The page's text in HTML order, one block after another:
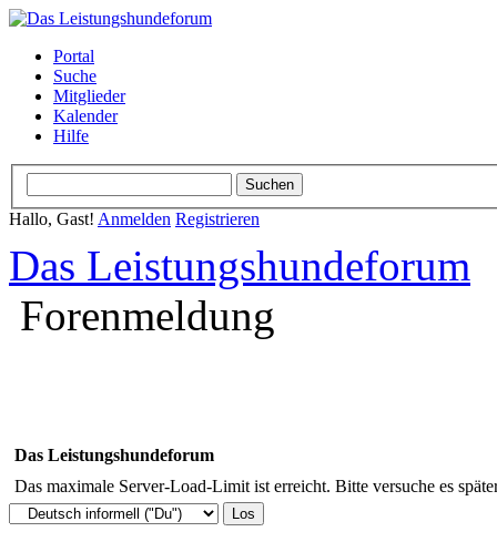
Portal
Suche
Mitglieder
Kalender
Hilfe
Hallo, Gast! Anmelden Registrieren
Das Leistungshundeforum
Forenmeldung
Das Leistungshundeforum
Das maximale Server-Load-Limit ist erreicht. Bitte versuche es